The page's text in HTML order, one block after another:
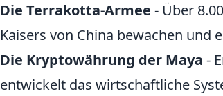
Die Terrakotta-Armee - Über
Kaisers von China bewachen und
Die Kryptowährung der Maya -
entwickelt das wirtschaftliche